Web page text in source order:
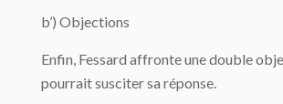
b’) Objections
Enfin, Fessard affronte une double
pourrait susciter sa réponse.